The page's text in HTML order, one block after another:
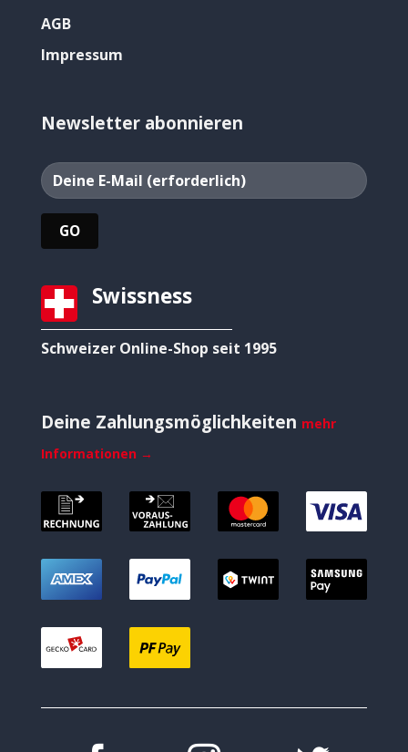
AGB
Impressum
Newsletter abonnieren
Swissness
Schweizer Online-Shop seit 1995
Deine Zahlungsmöglichkeiten mehr
Informationen →